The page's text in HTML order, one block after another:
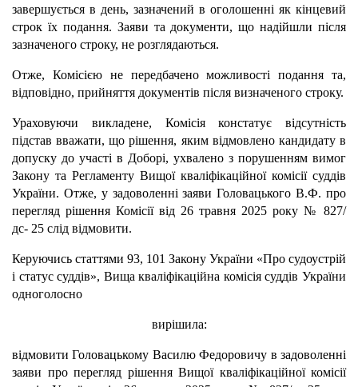
завершується в день, зазначений в оголошенні як кінцевий
строк їх подання. Заяви та документи, що надійшли після
зазначеного строку, не розглядаються.
Отже, Комісією не передбачено можливості подання та,
відповідно, прийняття документів після визначеного строку.
Ураховуючи викладене, Комісія констатує відсутність
підстав вважати, що рішення, яким відмовлено кандидату в
допуску до участі в Доборі, ухвалено з порушенням вимог
Закону та Регламенту Вищої кваліфікаційної комісії суддів
України. Отже, у задоволенні заяви Головацького В.Ф. про
перегляд рішення Комісії від 26 травня 2025 року № 827/
дс- 25 слід відмовити.
Керуючись статтями 93, 101 Закону України «Про судоустрій
і статус суддів», Вища кваліфікаційна комісія суддів України
одноголосно
вирішила:
відмовити Головацькому Василю Федоровичу в задоволенні
заяви про перегляд рішення Вищої кваліфікаційної комісії